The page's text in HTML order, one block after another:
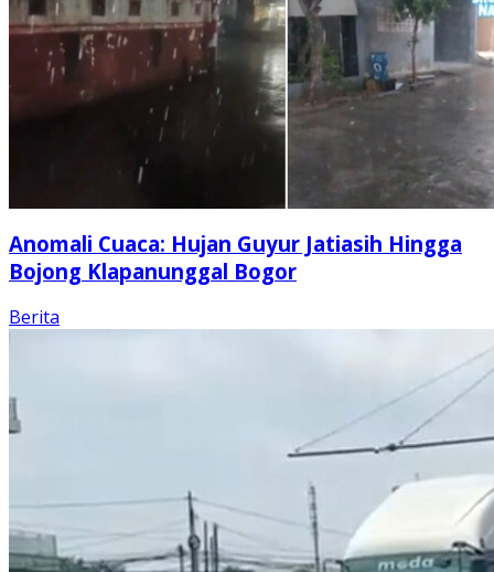
Anomali Cuaca: Hujan Guyur Jatiasih Hingga
Bojong Klapanunggal Bogor
Berita